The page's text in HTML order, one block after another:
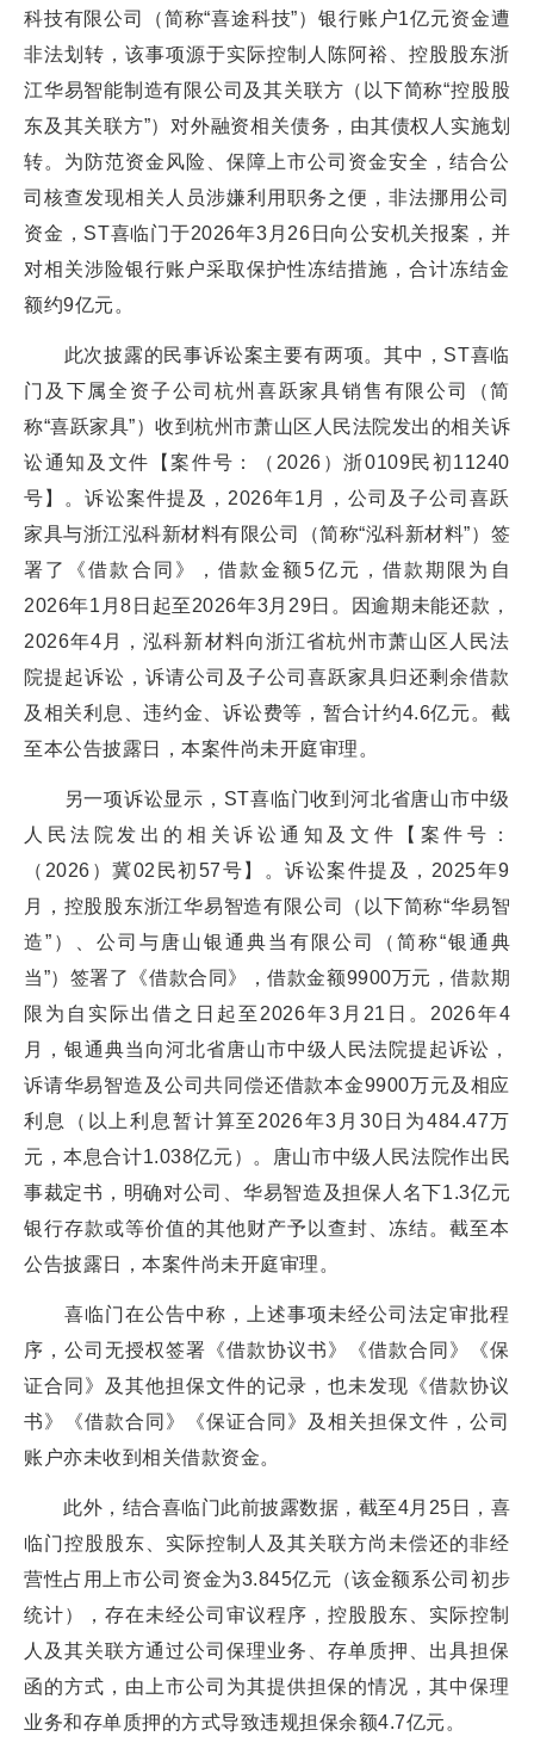
科技有限公司（简称“喜途科技”）银行账户1亿元资金遭
非法划转，该事项源于实际控制人陈阿裕、控股股东浙
江华易智能制造有限公司及其关联方（以下简称“控股股
东及其关联方”）对外融资相关债务，由其债权人实施划
转。为防范资金风险、保障上市公司资金安全，结合公
司核查发现相关人员涉嫌利用职务之便，非法挪用公司
资金，ST喜临门于2026年3月26日向公安机关报案，并
对相关涉险银行账户采取保护性冻结措施，合计冻结金
额约9亿元。
此次披露的民事诉讼案主要有两项。其中，ST喜临
门及下属全资子公司杭州喜跃家具销售有限公司（简
称“喜跃家具”）收到杭州市萧山区人民法院发出的相关诉
讼通知及文件【案件号：（2026）浙0109民初11240
号】。诉讼案件提及，2026年1月，公司及子公司喜跃
家具与浙江泓科新材料有限公司（简称“泓科新材料”）签
署了《借款合同》，借款金额5亿元，借款期限为自
2026年1月8日起至2026年3月29日。因逾期未能还款，
2026年4月，泓科新材料向浙江省杭州市萧山区人民法
院提起诉讼，诉请公司及子公司喜跃家具归还剩余借款
及相关利息、违约金、诉讼费等，暂合计约4.6亿元。截
至本公告披露日，本案件尚未开庭审理。
另一项诉讼显示，ST喜临门收到河北省唐山市中级
人民法院发出的相关诉讼通知及文件【案件号：
（2026）冀02民初57号】。诉讼案件提及，2025年9
月，控股股东浙江华易智造有限公司（以下简称“华易智
造”）、公司与唐山银通典当有限公司（简称“银通典
当”）签署了《借款合同》，借款金额9900万元，借款期
限为自实际出借之日起至2026年3月21日。2026年4
月，银通典当向河北省唐山市中级人民法院提起诉讼，
诉请华易智造及公司共同偿还借款本金9900万元及相应
利息（以上利息暂计算至2026年3月30日为484.47万
元，本息合计1.038亿元）。唐山市中级人民法院作出民
事裁定书，明确对公司、华易智造及担保人名下1.3亿元
银行存款或等价值的其他财产予以查封、冻结。截至本
公告披露日，本案件尚未开庭审理。
喜临门在公告中称，上述事项未经公司法定审批程
序，公司无授权签署《借款协议书》《借款合同》《保
证合同》及其他担保文件的记录，也未发现《借款协议
书》《借款合同》《保证合同》及相关担保文件，公司
账户亦未收到相关借款资金。
此外，结合喜临门此前披露数据，截至4月25日，喜
临门控股股东、实际控制人及其关联方尚未偿还的非经
营性占用上市公司资金为3.845亿元（该金额系公司初步
统计），存在未经公司审议程序，控股股东、实际控制
人及其关联方通过公司保理业务、存单质押、出具担保
函的方式，由上市公司为其提供担保的情况，其中保理
业务和存单质押的方式导致违规担保余额4.7亿元。